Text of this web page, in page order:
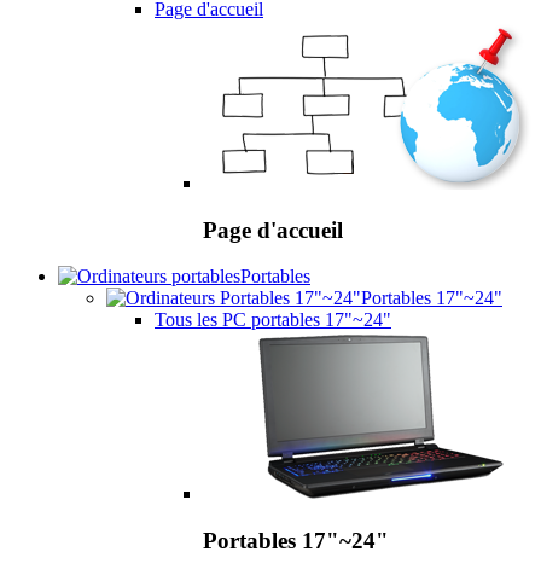
Page d'accueil
Page d'accueil
Portables
Portables 17"~24"
Tous les PC portables 17"~24"
Portables 17"~24"